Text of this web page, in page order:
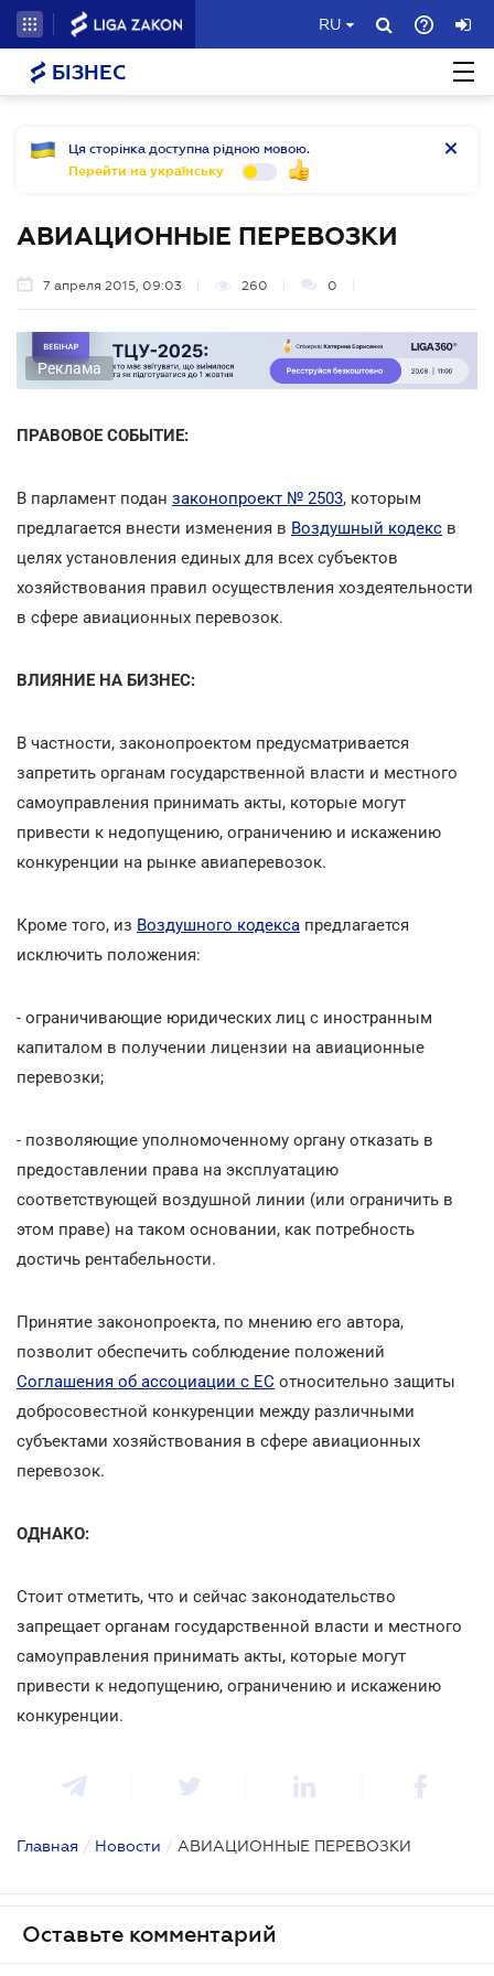
RU
БІЗНЕС
Ця сторінка доступна рідною мовою.
Перейти на українську
АВИАЦИОННЫЕ ПЕРЕВОЗКИ
7 апреля 2015, 09:03 260 0
Реклама
ПРАВОВОЕ СОБЫТИЕ:
В парламент подан законопроект № 2503, которым
предлагается внести изменения в Воздушный кодекс в
целях установления единых для всех субъектов
хозяйствования правил осуществления хоздеятельности
в сфере авиационных перевозок.
ВЛИЯНИЕ НА БИЗНЕС:
В частности, законопроектом предусматривается
запретить органам государственной власти и местного
самоуправления принимать акты, которые могут
привести к недопущению, ограничению и искажению
конкуренции на рынке авиаперевозок.
Кроме того, из Воздушного кодекса предлагается
исключить положения:
- ограничивающие юридических лиц с иностранным
капиталом в получении лицензии на авиационные
перевозки;
- позволяющие уполномоченному органу отказать в
предоставлении права на эксплуатацию
соответствующей воздушной линии (или ограничить в
этом праве) на таком основании, как потребность
достичь рентабельности.
Принятие законопроекта, по мнению его автора,
позволит обеспечить соблюдение положений
Соглашения об ассоциации с ЕС относительно защиты
добросовестной конкуренции между различными
субъектами хозяйствования в сфере авиационных
перевозок.
ОДНАКО:
Стоит отметить, что и сейчас законодательство
запрещает органам государственной власти и местного
самоуправления принимать акты, которые могут
привести к недопущению, ограничению и искажению
конкуренции.
Главная / Новости / АВИАЦИОННЫЕ ПЕРЕВОЗКИ
Оставьте комментарий